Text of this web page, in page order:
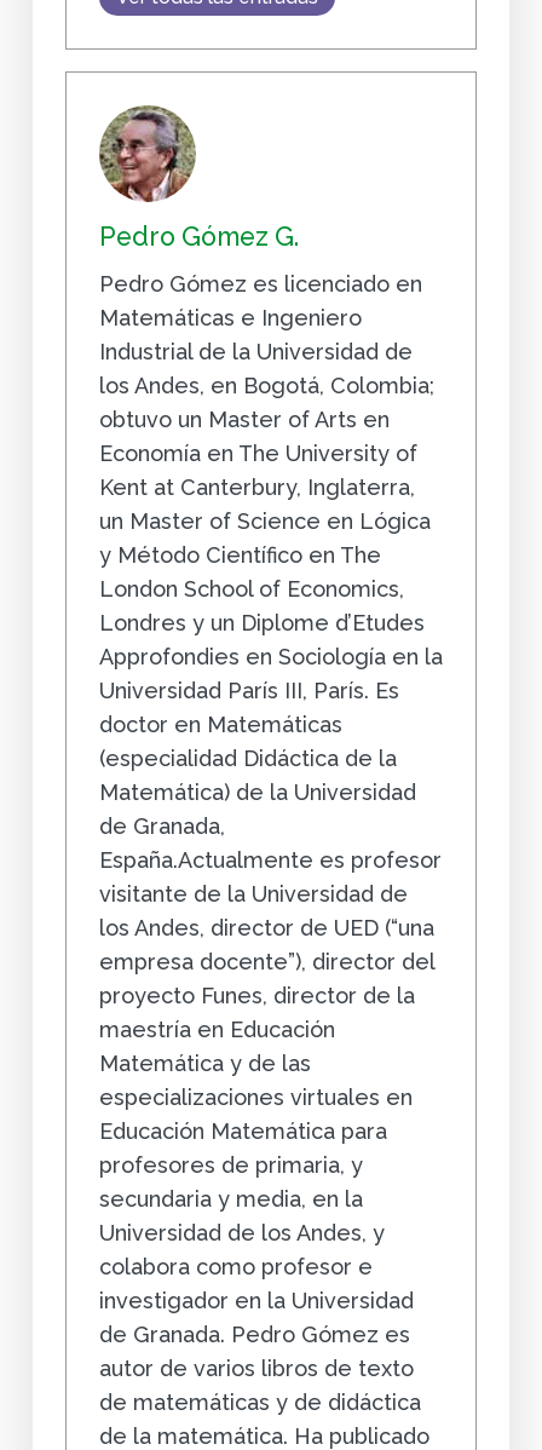
Pedro Gómez G.
Pedro Gómez es licenciado en
Matemáticas e Ingeniero
Industrial de la Universidad de
los Andes, en Bogotá, Colombia;
obtuvo un Master of Arts en
Economía en The University of
Kent at Canterbury, Inglaterra,
un Master of Science en Lógica
y Método Científico en The
London School of Economics,
Londres y un Diplome d’Etudes
Approfondies en Sociología en la
Universidad París III, París. Es
doctor en Matemáticas
(especialidad Didáctica de la
Matemática) de la Universidad
de Granada,
España.Actualmente es profesor
visitante de la Universidad de
los Andes, director de UED (“una
empresa docente”), director del
proyecto Funes, director de la
maestría en Educación
Matemática y de las
especializaciones virtuales en
Educación Matemática para
profesores de primaria, y
secundaria y media, en la
Universidad de los Andes, y
colabora como profesor e
investigador en la Universidad
de Granada. Pedro Gómez es
autor de varios libros de texto
de matemáticas y de didáctica
de la matemática. Ha publicado